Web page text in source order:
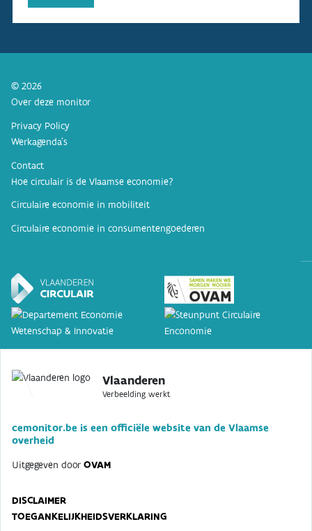
© 2026
Over deze monitor
Privacy Policy
Werkagenda’s
Contact
Hoe circulair is de Vlaamse economie?
Circulaire economie in mobiliteit
Circulaire economie in consumentengoederen
Vlaanderen
Verbeelding werkt
cemonitor.be is een officiële website van de Vlaamse
overheid
Uitgegeven door OVAM
DISCLAIMER
TOEGANKELIJKHEIDSVERKLARING